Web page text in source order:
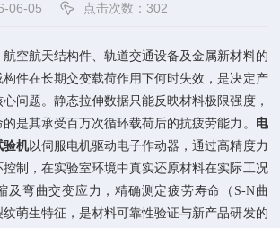
06-05 点击次数：302
航天结构件、轨道交通设备及金属新材料的
件在长期交变载荷作用下何时失效，是决定产
问题。静态拉伸数据只能反映材料极限强度，
是其承受百万次循环载荷后的抗疲劳能力。 电
验机以伺服电机驱动电子作动器，通过高精度力
制，在实验室环境中真实还原材料在实际工况
及弯曲交变应力，精确测定疲劳寿命（S-N曲
萌生特征，是材料可靠性验证与新产品研发的